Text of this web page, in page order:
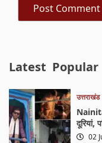
Latest Popular
उत्तराखंड
दूरियां,
02